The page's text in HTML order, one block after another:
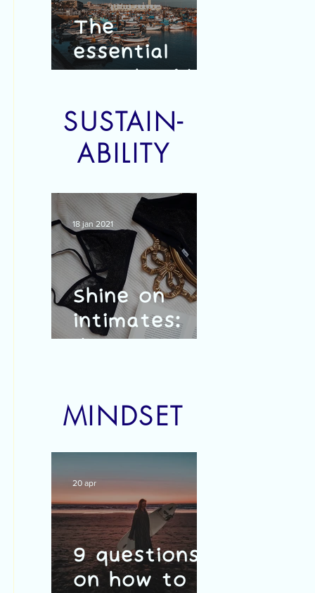
The
essential
travel guide
part 2
SUSTAIN-
ABILITY
Shine on
intimates:
duurzaam,
18 jan 2021
MINDSET
9 questions
on how to
20 apr